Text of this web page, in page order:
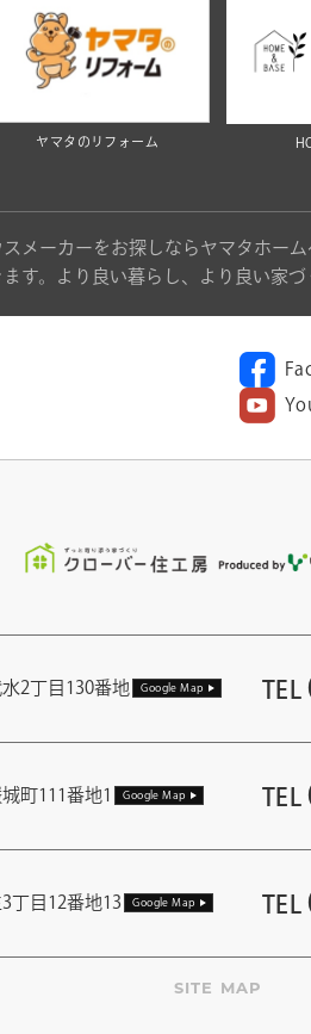
ヤマタのリフォーム
メーカーをお探しならヤマタホー
す。より良い暮らし、より良い家
2丁目130番地 Google Map TEL
町111番地1 Google Map TEL
丁目12番地13 Google Map TEL
SITE MAP